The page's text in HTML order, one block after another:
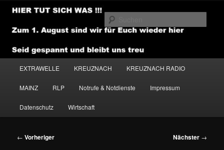
Zum
primären
Inhalt
NEWSHOUSE.MEDIA
EXTRAWELLE KREUZNACH KREUZNACH RADIO
MAINZ RLP Notrufe & Notdienste Impressum
Datenschutz Wirtschaft
Beitragsnavigation
← Vorheriger Nächster →